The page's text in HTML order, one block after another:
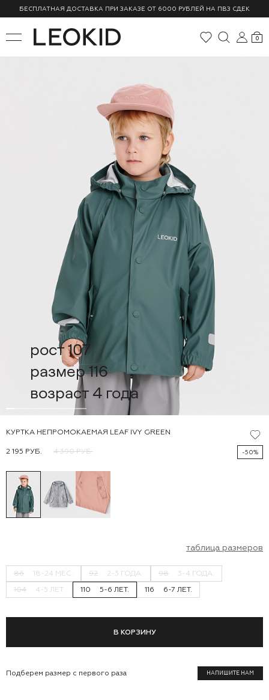
БЕСПЛАТНАЯ ДОСТАВКА ПРИ ЗАКАЗЕ ОТ 6000 РУБЛЕЙ НА ПВЗ СДЕК
0
рост 107
размер 116
возраст 4 года
КУРТКА НЕПРОМОКАЕМАЯ LEAF IVY GREEN
2 195 РУБ. 4 390 РУБ. -50%
таблица размеров
86 18-24 МЕС. 92 2-3 ГОДА. 98 3-4 ГОДА.
104 4-5 ЛЕТ. 110 5-6 ЛЕТ. 116 6-7 ЛЕТ.
В КОРЗИНУ
Подберем размер с первого раза НАПИШИТЕ НАМ